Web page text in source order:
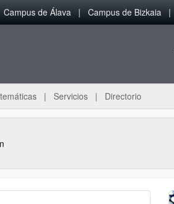
Campus de Álava Campus de Bizkaia
Servicios Directorio